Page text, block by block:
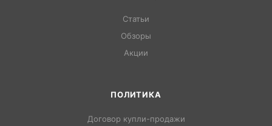
Статьи
Обзоры
Акции
ПОЛИТИКА
Договор купли-продажи